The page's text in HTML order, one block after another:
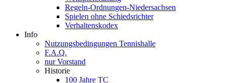
Regeln-Ordnungen-Niedersachsen
Spielen ohne Schiedsrichter
Verhaltenskodex
Info
Nutzungsbedingungen Tennishalle
F.A.Q.
nur Vorstand
Historie
100 Jahre TC